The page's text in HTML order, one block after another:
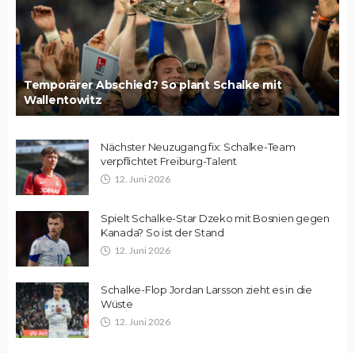
Temporärer Abschied? So plant Schalke mit
Wallentowitz
Nächster Neuzugang fix: Schalke-Team
verpflichtet Freiburg-Talent
12. Juni 2026
Spielt Schalke-Star Dzeko mit Bosnien gegen
Kanada? So ist der Stand
12. Juni 2026
Schalke-Flop Jordan Larsson zieht es in die
Wüste
12. Juni 2026